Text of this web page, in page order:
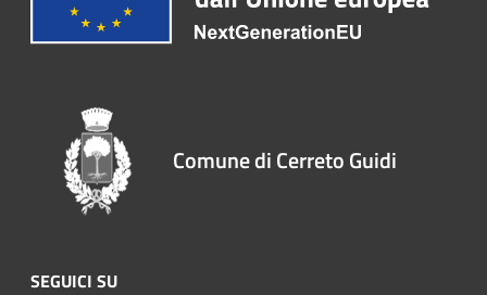
Comune di Cerreto Guidi
SEGUICI SU